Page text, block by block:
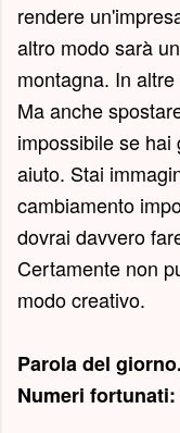
rendere
altro modo sarà
montagna. In
Ma anche
impossibile se
aiuto. Stai
cambiamento
dovrai davvero
Certamente non
modo creativo.
Parola del giorno.
Numeri fortunati: